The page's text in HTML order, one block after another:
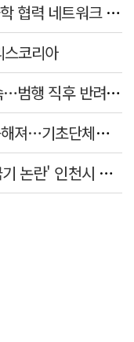
전국 20개 대학이 대구에… 기초과학 협력 네트워크 출범하다
코리아
말다툼하다 모친 살해한 10대, 구속…범행 직후 반려견도 죽여
일반음식점도 '푸드트럭' 영업 가능해져…기초단체별 조례 개정 움직임
김희철도 "X돌았네"…'거꾸로 태극기 논란' 인천시 현수막, 이틀 만에 철거